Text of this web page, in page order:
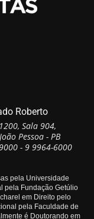
Roberto
Sala 904,
Pessoa - PB
- 9 9964-6000
pela Universidade
pela Fundação Getúlio
em Direito pelo
pela Faculdade de
é Doutorando em